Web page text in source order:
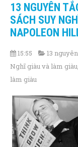
13 NGUYÊN
SÁCH SUY
NAPOLEON
15:55 13
Nghĩ giàu và làm giàu
làm giàu